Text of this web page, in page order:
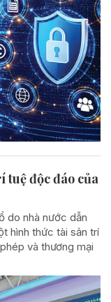
tuệ độc đáo của
do nhà nước dẫn
hình thức tài sản trí
và thương mại